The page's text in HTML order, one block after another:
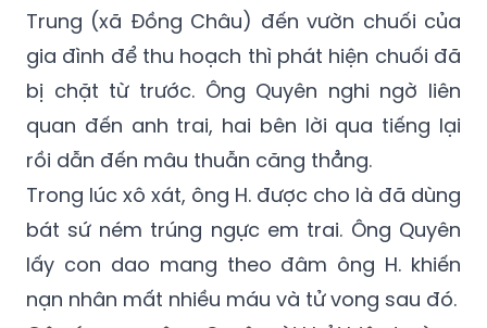
bị chặt từ trước. Ông Quyên nghi ngờ liên
quan đến anh trai, hai bên lời qua tiếng lại
rồi dẫn đến mâu thuẫn căng thẳng.
Trong lúc xô xát, ông H. được cho là đã dùng
bát sứ ném trúng ngực em trai. Ông Quyên
lấy con dao mang theo đâm ông H. khiến
nạn nhân mất nhiều máu và tử vong sau đó.
Gây án xong, ông Quyên rời khỏi hiện trường.
Khoảng 25 phút sau, lực lượng công an đã